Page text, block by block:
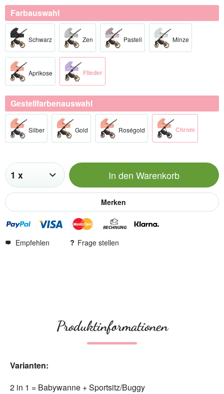
Farbauswahl
Schwarz Zen Pastell Minze
Aprikose Flieder
Gestellfarbenauswahl
Silber​ Gold​ Roségold​ Chrom​
In den Warenkorb
Merken
Empfehlen Frage stellen
Produktinformationen
Varianten:
2 in 1 = Babywanne + Sportsitz/Buggy